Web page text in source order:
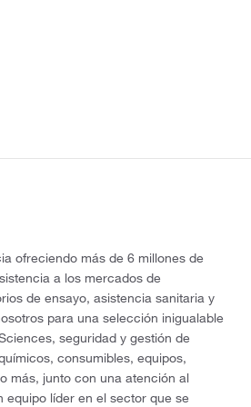
ofreciendo más de 6 millones de
a los mercados de
de ensayo, asistencia sanitaria y
para una selección inigualable
seguridad y gestión de
consumibles, equipos,
más, junto con una atención al
líder en el sector que se